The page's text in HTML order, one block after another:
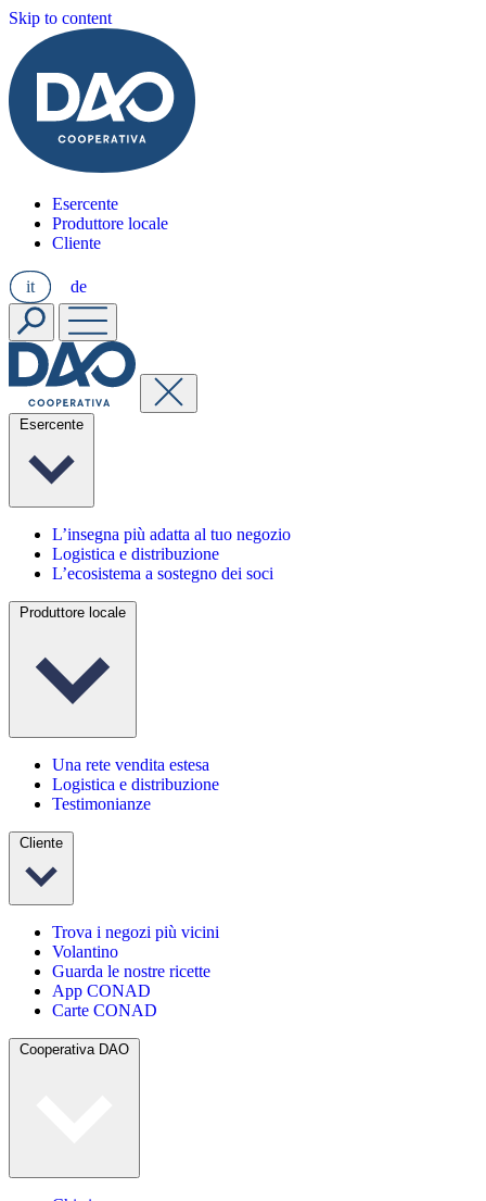
Skip to content
Esercente
Produttore locale
Cliente
it de
Esercente
L’insegna più adatta al tuo negozio
Logistica e distribuzione
L’ecosistema a sostegno dei soci
Produttore locale
Una rete vendita estesa
Logistica e distribuzione
Testimonianze
Cliente
Trova i negozi più vicini
Volantino
Guarda le nostre ricette
App CONAD
Carte CONAD
Cooperativa DAO